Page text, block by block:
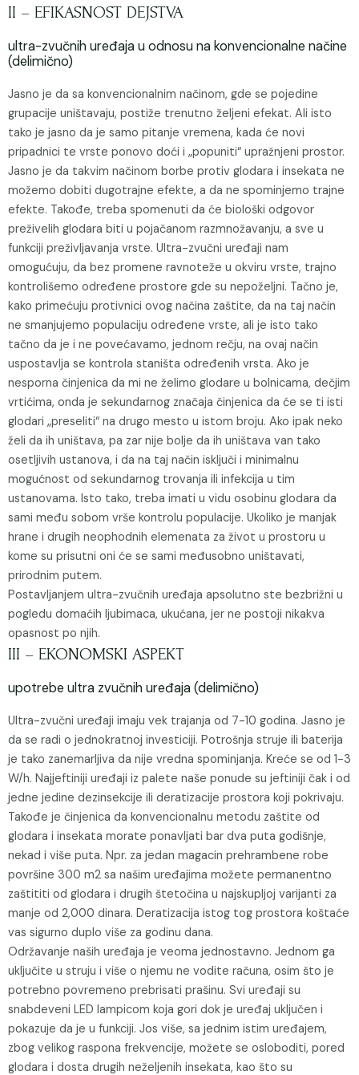
II – EFIKASNOST DEJSTVA
ultra-zvučnih uređaja u odnosu na konvencionalne načine
(delimično)
Jasno je da sa konvencionalnim načinom, gde se pojedine
grupacije uništavaju, postiže trenutno željeni efekat. Ali isto
tako je jasno da je samo pitanje vremena, kada će novi
pripadnici te vrste ponovo doći i „popuniti“ upražnjeni prostor.
Jasno je da takvim načinom borbe protiv glodara i insekata ne
možemo dobiti dugotrajne efekte, a da ne spominjemo trajne
efekte. Takođe, treba spomenuti da će biološki odgovor
preživelih glodara biti u pojačanom razmnožavanju, a sve u
funkciji preživljavanja vrste. Ultra-zvučni uređaji nam
omogućuju, da bez promene ravnoteže u okviru vrste, trajno
kontrolišemo određene prostore gde su nepoželjni. Tačno je,
kako primećuju protivnici ovog načina zaštite, da na taj način
ne smanjujemo populaciju određene vrste, ali je isto tako
tačno da je i ne povećavamo, jednom rečju, na ovaj način
uspostavlja se kontrola staništa određenih vrsta. Ako je
nesporna činjenica da mi ne želimo glodare u bolnicama, dečjim
vrtićima, onda je sekundarnog značaja činjenica da će se ti isti
glodari „preseliti“ na drugo mesto u istom broju. Ako ipak neko
želi da ih uništava, pa zar nije bolje da ih uništava van tako
osetljivih ustanova, i da na taj način isključi i minimalnu
mogućnost od sekundarnog trovanja ili infekcija u tim
ustanovama. Isto tako, treba imati u vidu osobinu glodara da
sami među sobom vrše kontrolu populacije. Ukoliko je manjak
hrane i drugih neophodnih elemenata za život u prostoru u
kome su prisutni oni će se sami međusobno uništavati,
prirodnim putem.
Postavljanjem ultra-zvučnih uređaja apsolutno ste bezbrižni u
pogledu domaćih ljubimaca, ukućana, jer ne postoji nikakva
opasnost po njih.
III – EKONOMSKI ASPEKT
upotrebe ultra zvučnih uređaja (delimično)
Ultra-zvučni uređaji imaju vek trajanja od 7-10 godina. Jasno je
da se radi o jednokratnoj investiciji. Potrošnja struje ili baterija
je tako zanemarljiva da nije vredna spominjanja. Kreće se od 1-3
W/h. Najjeftiniji uređaji iz palete naše ponude su jeftiniji čak i od
jedne jedine dezinsekcije ili deratizacije prostora koji pokrivaju.
Takođe je činjenica da konvencionalnu metodu zaštite od
glodara i insekata morate ponavljati bar dva puta godišnje,
nekad i više puta. Npr. za jedan magacin prehrambene robe
površine 300 m2 sa našim uređajima možete permanentno
zaštititi od glodara i drugih štetočina u najskupljoj varijanti za
manje od 2,000 dinara. Deratizacija istog tog prostora koštaće
vas sigurno duplo više za godinu dana.
Održavanje naših uređaja je veoma jednostavno. Jednom ga
uključite u struju i više o njemu ne vodite računa, osim što je
potrebno povremeno prebrisati prašinu. Svi uređaji su
snabdeveni LED lampicom koja gori dok je uređaj uključen i
pokazuje da je u funkciji. Jos više, sa jednim istim uređajem,
zbog velikog raspona frekvencije, možete se osloboditi, pored
glodara i dosta drugih neželjenih insekata, kao što su